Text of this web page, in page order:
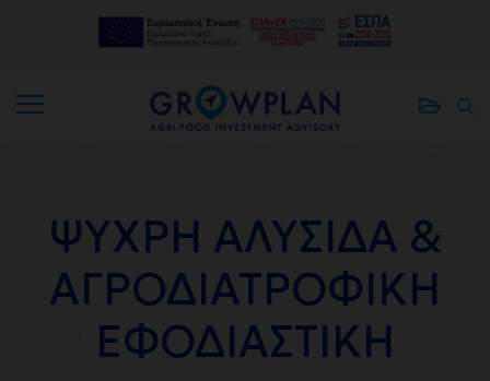
ΨΥΧΡΗ ΑΛΥΣΙΔΑ &
ΑΓΡΟΔΙΑΤΡΟΦΙΚΗ
ΕΦΟΔΙΑΣΤΙΚΗ